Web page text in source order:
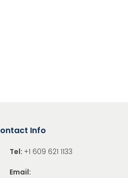
Info
Tel: +1 609 621 1133
Email: